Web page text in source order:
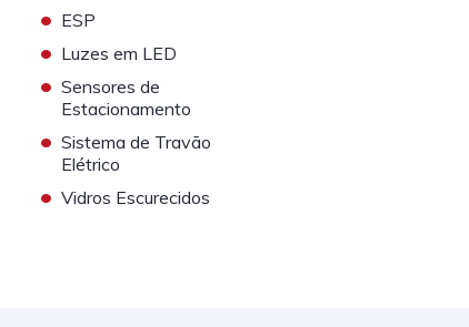
• ESP
• Luzes em LED
• Sensores de
Estacionamento
• Sistema de Travão
Elétrico
• Vidros Escurecidos